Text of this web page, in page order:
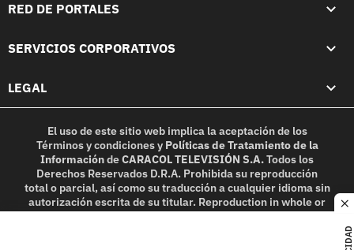
RED DE PORTALES
SERVICIOS CORPORATIVOS
LEGAL
El uso de este sitio web implica la aceptación de los
Términos y condicionesy Políticas de Tratamiento de la
InformacióndeCARACOL TELEVISIÓN S.A.Todos los
Derechos Reservados D.R.A. Prohibida su reproducción
total o parcial, así como su traducción a cualquier idioma sin
autorización escrita de su titular. Reproduction in whole or